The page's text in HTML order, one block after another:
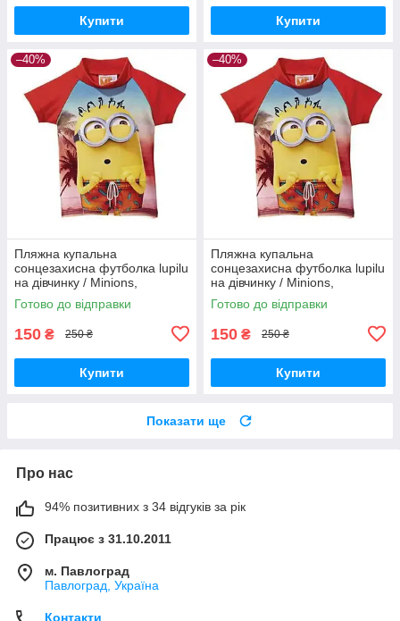
Купити Купити
–40%
Пляжна купальна
сонцезахисна футболка lupilu
на дівчинку / Minions,
посіпаки / р.86-92, 12-24 міс.
Готово до відправки
150 ₴ 250 ₴
Купити
–40%
Пляжна купальна
сонцезахисна футболка lupilu
на дівчинку / Minions,
посіпаки / р.74-80, 6-12 міс.
Готово до відправки
150 ₴ 250 ₴
Купити
Показати ще
Про нас
94% позитивних з 34 відгуків за рік
Працює з 31.10.2011
м. Павлоград
Павлоград, Україна
Контакти